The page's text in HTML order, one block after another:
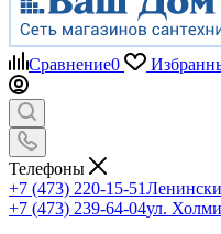
Сравнение0
Телефоны
+7 (473) 220-15-51
+7 (473) 239-64-04ул.